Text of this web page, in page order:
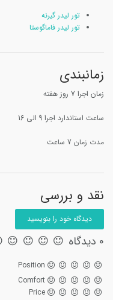
تور لیدر گیرنه
تور لیدر فاماگوستا
زمانبندی
زمان اجرا 7 روز هفته
ساعت استاندارد اجرا 9 الی 16
مدت زمان 7 ساعت
نقد و بررسی
دیدگاه خود را بنویسید
0 دیدگاه
Position
Comfort
Price